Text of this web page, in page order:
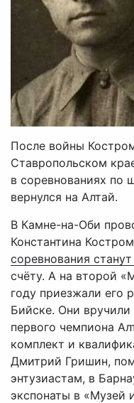
После войны
Ставропольском
в соревнованиях по
вернулся на Алтай.
В Камне-на-Оби
Константина
соревнования
счёту. А на второй
году приезжали его
Бийске. Они
первого чемпиона
комплект и
Дмитрий Гришин,
энтузиастам, в
экспонаты в «Музей